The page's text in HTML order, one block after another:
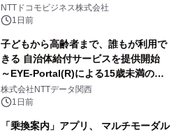
向けた調査・実証を開始
NTTドコモビジネス株式会社
1日前
子どもから高齢者まで、誰もが利用で
きる 自治体給付サービスを提供開始
～EYE-Portal(R)による15歳未満の本
人認証と デジタルデバイド対策で実現
～
株式会社NTTデータ関西
1日前
「乗換案内」アプリ、 マルチモーダル